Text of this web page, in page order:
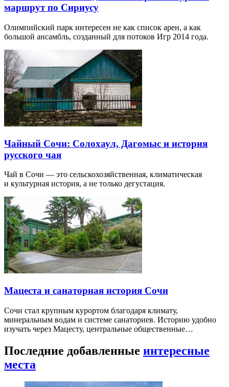
маршрут по Сириусу
Олимпийский парк интересен не как список арен, а как
большой ансамбль, созданный для потоков Игр 2014 года.
Чайный Сочи: Солохаул, Дагомыс и история
русского чая
Чай в Сочи — это сельскохозяйственная, климатическая
и культурная история, а не только дегустация.
Мацеста и санаторная история Сочи
Сочи стал крупным курортом благодаря климату,
минеральным водам и системе санаториев. Историю удобно
изучать через Мацесту, центральные общественные…
Последние добавленные интересные
места